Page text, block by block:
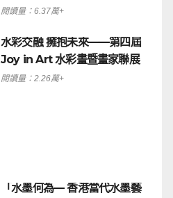
閱讀量：6.37萬+
水彩交融 擁抱未來——第四屆
Joy in Art 水彩畫暨畫家聯展
閱讀量：2.26萬+
「水墨何為— 香港當代水墨藝